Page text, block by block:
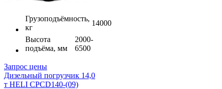
Грузоподъёмность,
кг
14000
Высота
подъёма, мм
2000-
6500
Запрос цены
Дизельный погрузчик 14,0
т HELI CPCD140-(09)